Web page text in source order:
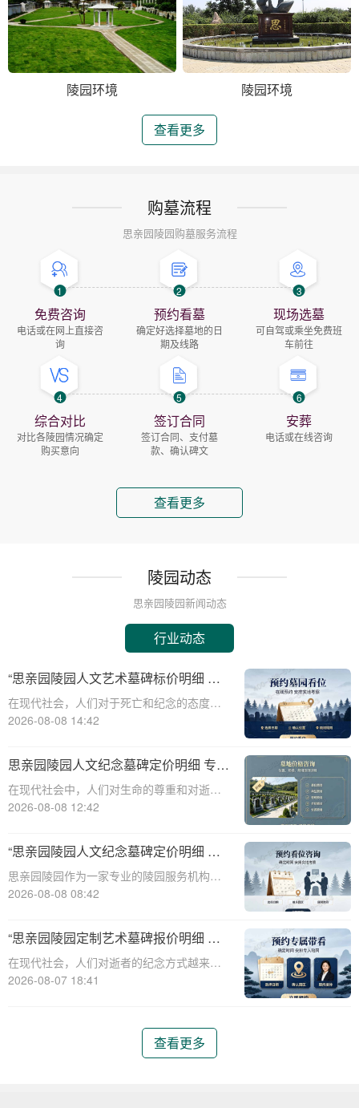
陵园环境 陵园环境
查看更多
购墓流程
思亲园陵园购墓服务流程
1
免费咨询
电话或在网上直接咨
询
2
预约看墓
确定好选择墓地的日
期及线路
3
现场选墓
可自驾或乘坐免费班
车前往
4
综合对比
对比各陵园情况确定
购买意向
5
签订合同
签订合同、支付墓
款、确认碑文
6
安葬
电话或在线咨询
查看更多
陵园动态
思亲园陵园新闻动态
行业动态
“思亲园陵园人文艺术墓碑标价明细 感
恩季购墓专属补贴”
在现代社会，人们对于死亡和纪念的态度逐
渐变得更加人文和个性化。思亲园陵园作为
直秉承着尊重生命、传承文化的理念，推出
了一系列人文艺术墓碑，以满足不同家庭对
于纪念和缅
2026-08-08 14:42
思亲园陵园人文纪念墓碑定价明细 专属
追思场地购墓即享详解
在现代社会中，人们对生命的尊重和对逝者
的缅怀愈发重视。思亲园陵园作为一家专业
务，旨在为家属提供一个庄重、宁静的场
所，以表达对逝者的无限思念。本文将详细
介绍思亲园陵
2026-08-08 12:42
“思亲园陵园人文纪念墓碑定价明细 专
属追思场地购墓即享 详解与优惠活动”
思亲园陵园作为一家专业的陵园服务机构，
致力于为家属提供高质量、人性化的纪念服
碑的定价明细，以及专属追思场地的购墓优
惠活动，帮助家属更好地了解和选择合适的
纪念方式。
2026-08-08 08:42
“思亲园陵园定制艺术墓碑报价明细 活
动减免设计雕刻费用详解”
在现代社会，人们对逝者的纪念方式越来越
注重个性化与艺术性。思亲园陵园作为一家
求。本文将详细介绍思亲园陵园定制艺术墓
2026-08-07 18:41
查看更多